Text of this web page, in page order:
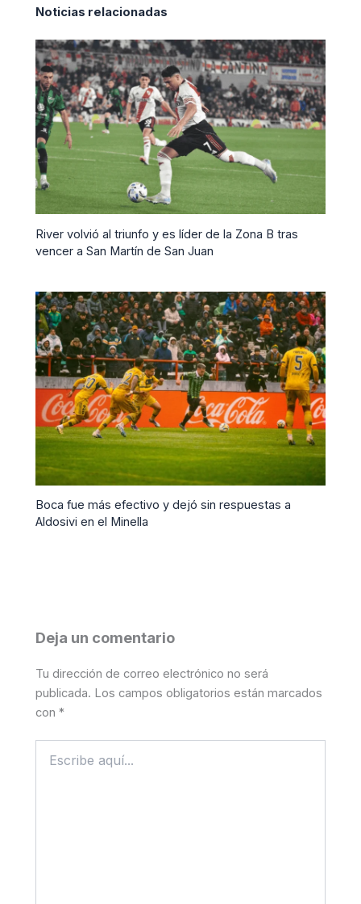
Noticias relacionadas
River volvió al triunfo y es líder de la Zona B tras
vencer a San Martín de San Juan
Boca fue más efectivo y dejó sin respuestas a
Aldosivi en el Minella
Deja un comentario
Tu dirección de correo electrónico no será
publicada. Los campos obligatorios están marcados
con*
aquí...